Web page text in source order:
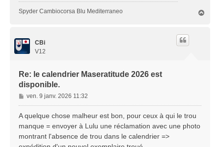
g
e
Spyder Cambiocorsa Blu Mediterraneo
CBi
V12
Re: le calendrier Maseratitude 2026 est
disponible.
M
e
s
g
ven. 9 janv. 2026 11:32
A quelque chose malheur est bon, pour ceux à qui le trou
manque = envoyer à Lulu une réclamation avec une photo
montrant l'absence de trou dans le calendrier =>